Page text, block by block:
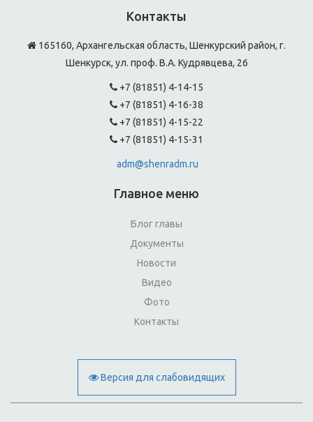
Контакты
165160, Архангельская область, Шенкурский район, г.
Шенкурск, ул. проф. В.А. Кудрявцева, 26
+7 (81851) 4-14-15
+7 (81851) 4-16-38
+7 (81851) 4-15-22
+7 (81851) 4-15-31
adm@shenradm.ru
Главное меню
Блог главы
Документы
Новости
Видео
Фото
Контакты
Версия для слабовидящих